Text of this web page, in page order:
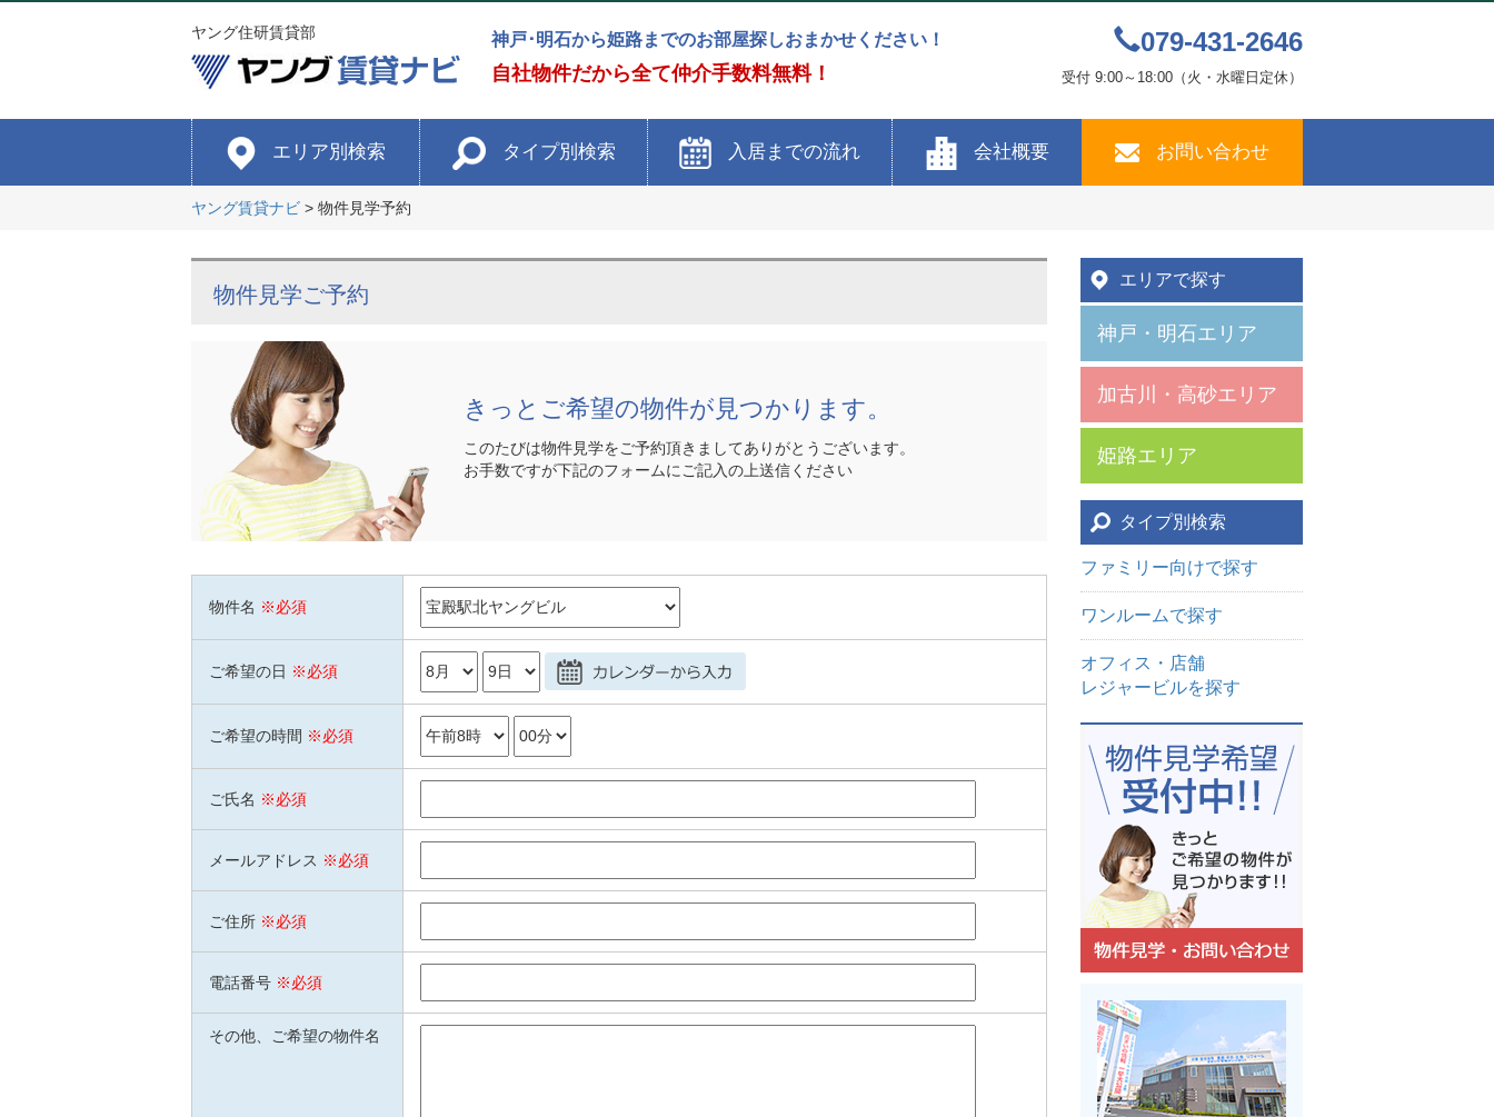
ヤング住研賃貸部 神戸･明石から姫路までのお部屋探しおまかせください！
自社物件だから全て仲介手数料無料！
079-431-2646
受付 9:00～18:00（火・水曜日定休）
エリア別検索 タイプ別検索 入居までの流れ 会社概要 お問い合わせ
ヤング賃貸ナビ > 物件見学予約
物件見学ご予約
きっとご希望の物件が見つかります。
このたびは物件見学をご予約頂きましてありがとうございます。
お手数ですが下記のフォームにご記入の上送信ください
物件名 ※必須
ご希望の日 ※必須
ご希望の時間 ※必須
ご氏名 ※必須
メールアドレス ※必須
ご住所 ※必須
電話番号 ※必須
その他、ご希望の物件名
エリアで探す
神戸・明石エリア
加古川・高砂エリア
姫路エリア
タイプ別検索
ファミリー向けで探す
ワンルームで探す
オフィス・店舗
レジャービルを探す